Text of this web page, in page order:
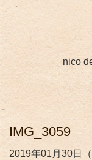
nico
IMG_3059
2019年01月30日